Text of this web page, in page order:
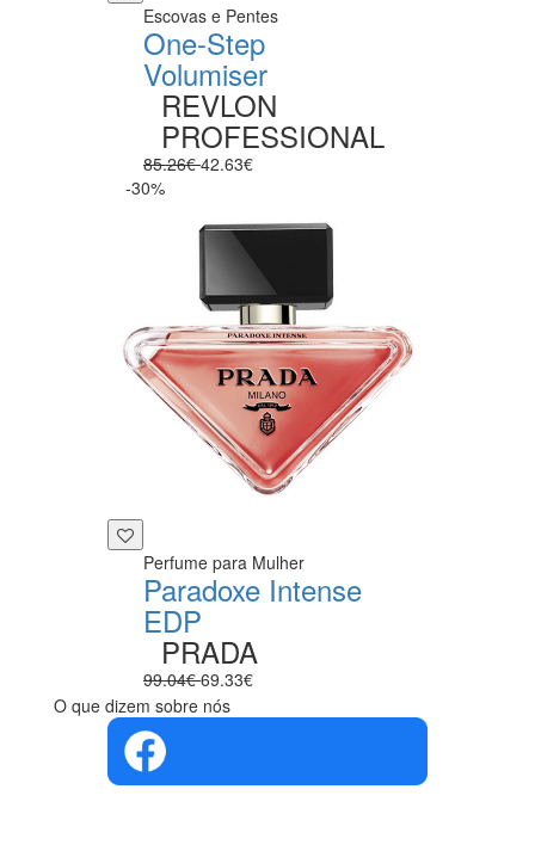
Escovas e Pentes
One-Step
Volumiser
REVLON
PROFESSIONAL
85.26€42.63€
-30%
Perfume para Mulher
Paradoxe Intense
EDP
PRADA
99.04€69.33€
O que dizem sobre nós